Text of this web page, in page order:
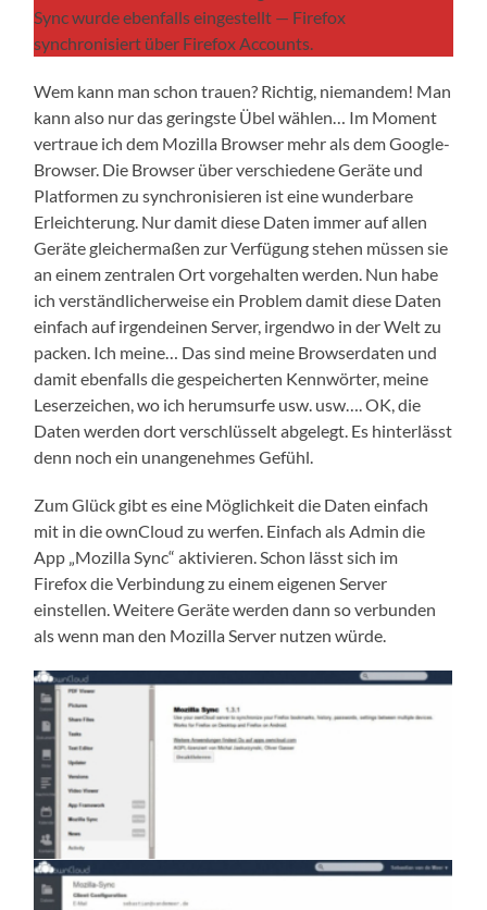
Sync wurde ebenfalls eingestellt — Firefox
synchronisiert über Firefox Accounts.
Wem kann man schon trauen? Richtig, niemandem! Man
kann also nur das geringste Übel wählen… Im Moment
vertraue ich dem Mozilla Browser mehr als dem Google-
Browser. Die Browser über verschiedene Geräte und
Platformen zu synchronisieren ist eine wunderbare
Erleichterung. Nur damit diese Daten immer auf allen
Geräte gleichermaßen zur Verfügung stehen müssen sie
an einem zentralen Ort vorgehalten werden. Nun habe
ich verständlicherweise ein Problem damit diese Daten
einfach auf irgendeinen Server, irgendwo in der Welt zu
packen. Ich meine… Das sind meine Browserdaten und
damit ebenfalls die gespeicherten Kennwörter, meine
Leserzeichen, wo ich herumsurfe usw. usw…. OK, die
Daten werden dort verschlüsselt abgelegt. Es hinterlässt
denn noch ein unangenehmes Gefühl.
Zum Glück gibt es eine Möglichkeit die Daten einfach
mit in die ownCloud zu werfen. Einfach als Admin die
App „Mozilla Sync“ aktivieren. Schon lässt sich im
Firefox die Verbindung zu einem eigenen Server
einstellen. Weitere Geräte werden dann so verbunden
als wenn man den Mozilla Server nutzen würde.